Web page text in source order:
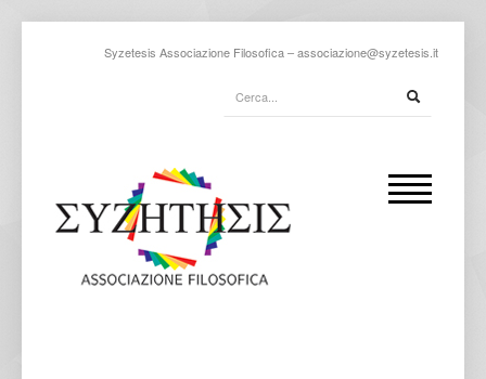
Syzetesis Associazione Filosofica –associazione@syzetesis.it